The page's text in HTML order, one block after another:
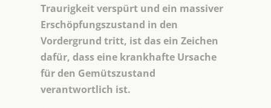
Traurigkeit verspürt und ein massiver
Erschöpfungszustand in den
Vordergrund tritt, ist das ein Zeichen
dafür, dass eine krankhafte Ursache
für den Gemütszustand
verantwortlich ist.